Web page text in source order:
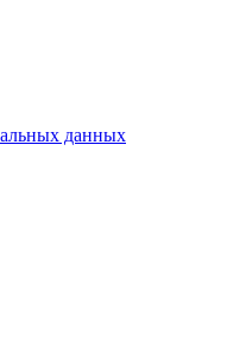
данных